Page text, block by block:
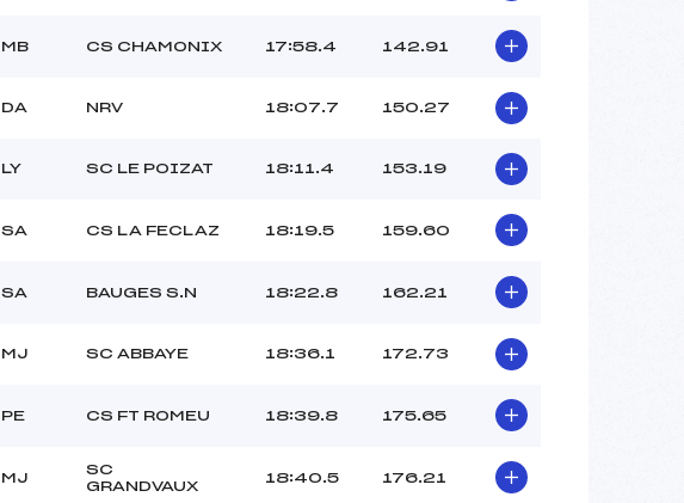
MB CS CHAMONIX 17:58.4 142.91
DA NRV 18:07.7 150.27
LY SC LE POIZAT 18:11.4 153.19
SA CS LA FECLAZ 18:19.5 159.60
SA BAUGES S.N 18:22.8 162.21
MJ SC ABBAYE 18:36.1 172.73
PE CS FT ROMEU 18:39.8 175.65
MJ
SC
GRANDVAUX
18:40.5 176.21